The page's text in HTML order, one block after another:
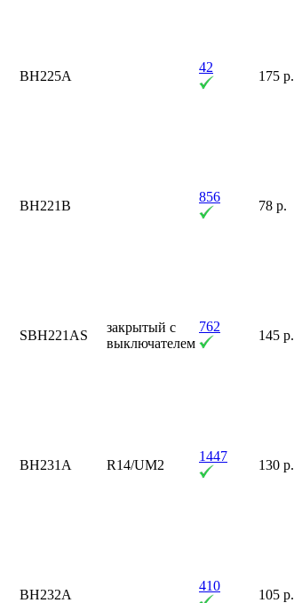
BH225A
42
175 р.
BH221B
856
78 р.
SBH221AS
закрытый с
выключателем
762
145 р.
BH231A R14/UM2
1447
130 р.
BH232A
410
105 р.